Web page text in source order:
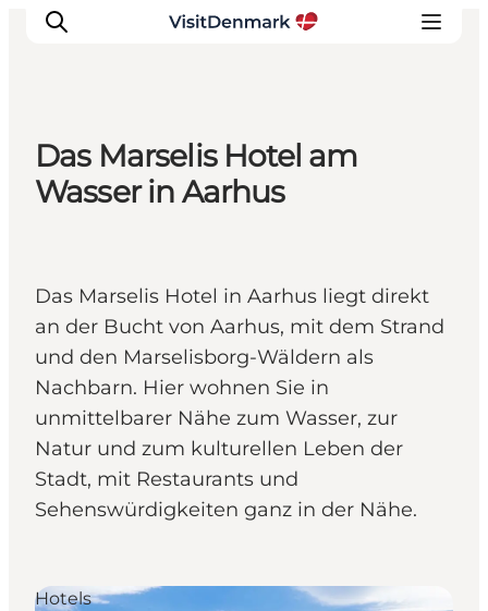
Inspiration
Reiseplanung
Das Marselis Hotel am
Wasser in Aarhus
Das Marselis Hotel in Aarhus liegt direkt
an der Bucht von Aarhus, mit dem Strand
und den Marselisborg-Wäldern als
Nachbarn. Hier wohnen Sie in
unmittelbarer Nähe zum Wasser, zur
Natur und zum kulturellen Leben der
Stadt, mit Restaurants und
Sehenswürdigkeiten ganz in der Nähe.
Hotels